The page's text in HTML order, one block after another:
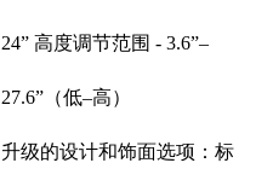
24” 高度调节范围 - 3.6”–
27.6”（低–高）
升级的设计和饰面选项：标